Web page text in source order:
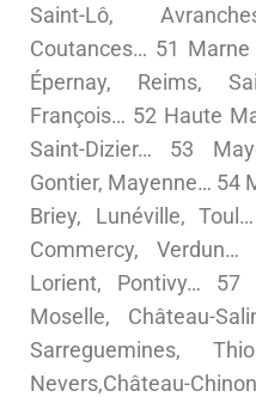
Saint-Lô,
Coutances… 51 Marne
Épernay, Reims,
François… 52 Haute
Saint-Dizier… 53
Gontier, Mayenne… 54
Briey, Lunéville,
Commercy,
Lorient, Pontivy… 57
Moselle, Château-
Sarreguemines,
Nevers,Château-